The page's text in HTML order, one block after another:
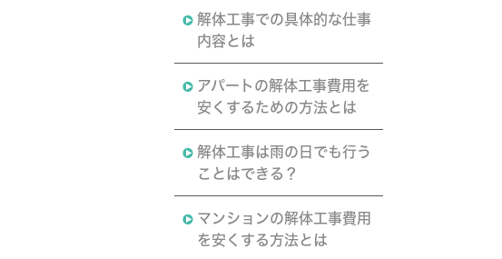
解体工事での具体的な仕事
内容とは
アパートの解体工事費用を
安くするための方法とは
解体工事は雨の日でも行う
ことはできる？
マンションの解体工事費用
を安くする方法とは